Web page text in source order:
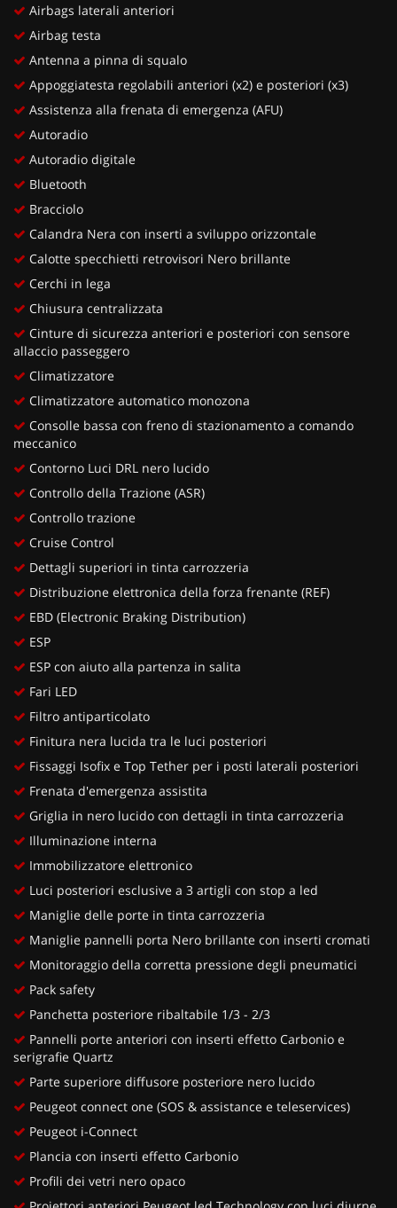
Airbags laterali anteriori
Airbag testa
Antenna a pinna di squalo
Appoggiatesta regolabili anteriori (x2) e posteriori (x3)
Assistenza alla frenata di emergenza (AFU)
Autoradio
Autoradio digitale
Bluetooth
Bracciolo
Calandra Nera con inserti a sviluppo orizzontale
Calotte specchietti retrovisori Nero brillante
Cerchi in lega
Chiusura centralizzata
Cinture di sicurezza anteriori e posteriori con sensore
allaccio passeggero
Climatizzatore
Climatizzatore automatico monozona
Consolle bassa con freno di stazionamento a comando
meccanico
Contorno Luci DRL nero lucido
Controllo della Trazione (ASR)
Controllo trazione
Cruise Control
Dettagli superiori in tinta carrozzeria
Distribuzione elettronica della forza frenante (REF)
EBD (Electronic Braking Distribution)
ESP
ESP con aiuto alla partenza in salita
Fari LED
Filtro antiparticolato
Finitura nera lucida tra le luci posteriori
Fissaggi Isofix e Top Tether per i posti laterali posteriori
Frenata d'emergenza assistita
Griglia in nero lucido con dettagli in tinta carrozzeria
Illuminazione interna
Immobilizzatore elettronico
Luci posteriori esclusive a 3 artigli con stop a led
Maniglie delle porte in tinta carrozzeria
Maniglie pannelli porta Nero brillante con inserti cromati
Monitoraggio della corretta pressione degli pneumatici
Pack safety
Panchetta posteriore ribaltabile 1/3 - 2/3
Pannelli porte anteriori con inserti effetto Carbonio e
serigrafie Quartz
Parte superiore diffusore posteriore nero lucido
Peugeot connect one (SOS & assistance e teleservices)
Peugeot i-Connect
Plancia con inserti effetto Carbonio
Profili dei vetri nero opaco